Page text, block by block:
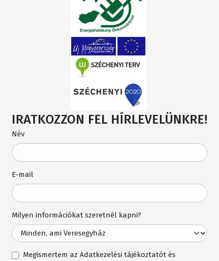
IRATKOZZON FEL HÍRLEVELÜNKRE!
Név
E-mail
Milyen információkat szeretnél kapni?
Megismertem az Adatkezelési tájékoztatót és